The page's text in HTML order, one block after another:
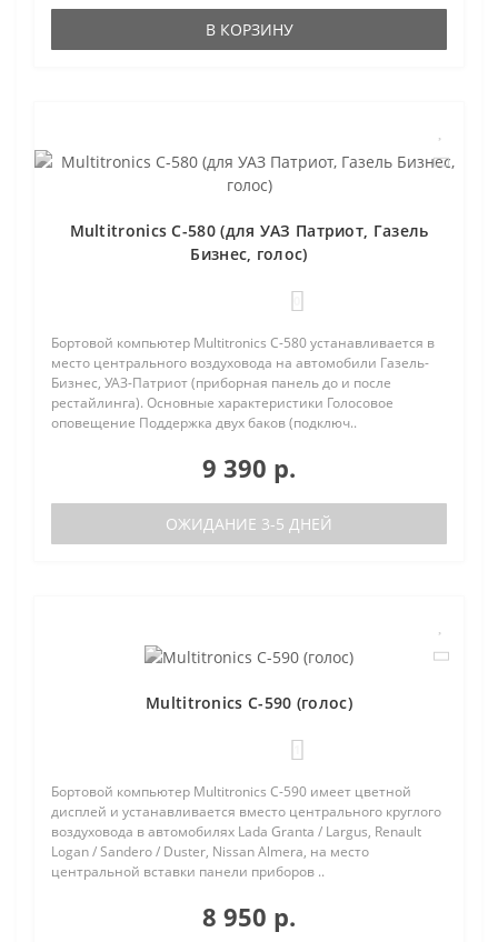
В КОРЗИНУ
Multitronics C-580 (для УАЗ Патриот, Газель
Бизнес, голос)
Бортовой компьютер Multitronics C-580 устанавливается в
место центрального воздуховода на автомобили Газель-
Бизнес, УАЗ-Патриот (приборная панель до и после
рестайлинга). Основные характеристики Голосовое
оповещение Поддержка двух баков (подключ..
9 390 р.
ОЖИДАНИЕ 3-5 ДНЕЙ
Multitronics C-590 (голос)
Бортовой компьютер Multitronics C-590 имеет цветной
дисплей и устанавливается вместо центрального круглого
воздуховода в автомобилях Lada Granta / Largus, Renault
Logan / Sandero / Duster, Nissan Almera, на место
центральной вставки панели приборов ..
8 950 р.